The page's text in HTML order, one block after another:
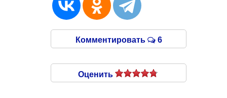
Комментировать 6
Оценить